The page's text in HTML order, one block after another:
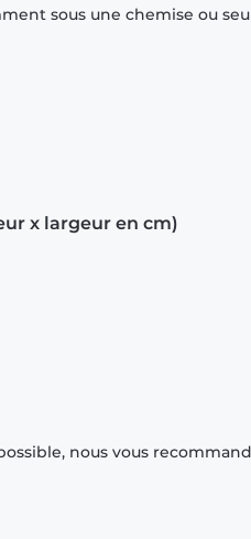
sous une chemise ou
x largeur en cm)
nous vous